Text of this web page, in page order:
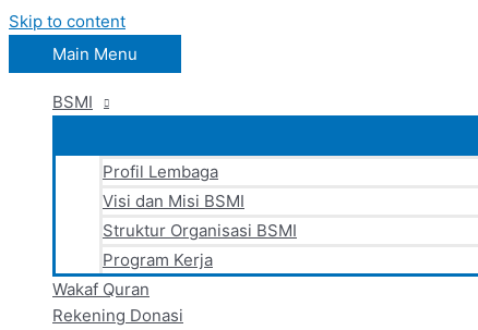
Skip to content
Main Menu
BSMI
Profil Lembaga
Visi dan Misi BSMI
Struktur Organisasi BSMI
Program Kerja
Wakaf Quran
Rekening Donasi